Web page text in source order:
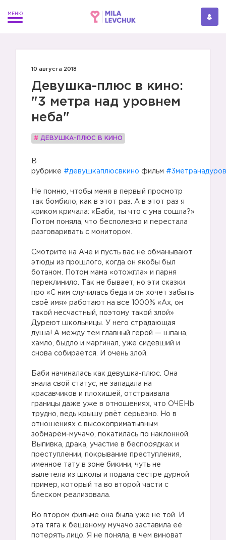
10 августа 2018
Девушка-плюс в кино:
"3 метра над уровнем
неба"
# ДЕВУШКА-ПЛЮС В КИНО
В
рубрике #девушкаплюсвкино фильм
Не помню, чтобы меня в первый просмотр
так бомбило, как в этот раз. А в этот раз я
криком кричала: «Баби, ты что с ума сошла?»
Потом поняла, что бесполезно и перестала
разговаривать с монитором.
Смотрите на Аче и пусть вас не обманывают
этюды из прошлого, когда он якобы был
ботаном. Потом мама «отожгла» и парня
переклинило. Так не бывает, но эти сказки
про «С ним случилась беда и он хочет забыть
своё имя» работают на все 1000% «Ах, он
такой несчастный, поэтому такой злой»
Дуреют школьницы. У него страдающая
душа! А между тем главный герой — шпана,
хамло, быдло и маргинал, уже сидевший и
снова собирается. И очень злой.
Баби начиналась как девушка-плюс. Она
знала свой статус, не западала на
красавчиков и плохишей, отстраивала
границы даже уже в отношениях, что ОЧЕНЬ
трудно, ведь крышу рвёт серьёзно. Но в
отношениях с высокоприматывным
зобмарём-мучачо, покатилась по наклонной.
Выпивка, драка, участие в беспорядках и
преступлении, покрывание преступления,
именное тату в зоне бикини, чуть не
вылетела из школы и подала сестре дурной
пример, который та во второй части с
блеском реализовала.
Во втором фильме она была уже не той. И
эта тяга к бешеному мучачо заставила её
потерять лицо. Я не поняла, в чем виноват